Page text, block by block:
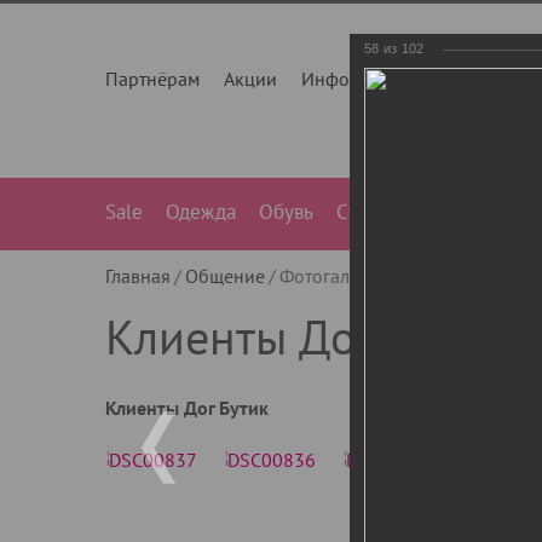
Партнёрам Акции Инфо О нас
Sale Одежда Обувь Сумки
Главная Общение Фотогалерея
Клиенты Дог Бутик
Клиенты Дог Бутик
58 из 102